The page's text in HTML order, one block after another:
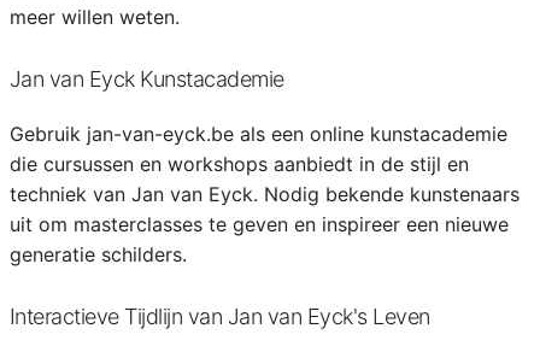
meer willen weten.
Jan van Eyck Kunstacademie
Gebruik jan-van-eyck.be als een online kunstacademie
die cursussen en workshops aanbiedt in de stijl en
techniek van Jan van Eyck. Nodig bekende kunstenaars
uit om masterclasses te geven en inspireer een nieuwe
generatie schilders.
Interactieve Tijdlijn van Jan van Eyck's Leven